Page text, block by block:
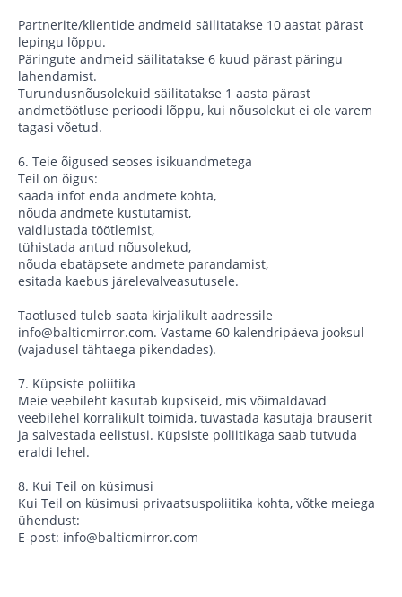
Partnerite/klientide andmeid säilitatakse 10 aastat pärast
lepingu lõppu.
Päringute andmeid säilitatakse 6 kuud pärast päringu
lahendamist.
Turundusnõusolekuid säilitatakse 1 aasta pärast
andmetöötluse perioodi lõppu, kui nõusolekut ei ole varem
tagasi võetud.
6. Teie õigused seoses isikuandmetega
Teil on õigus:
saada infot enda andmete kohta,
nõuda andmete kustutamist,
vaidlustada töötlemist,
tühistada antud nõusolekud,
nõuda ebatäpsete andmete parandamist,
esitada kaebus järelevalveasutusele.
Taotlused tuleb saata kirjalikult aadressile
info@balticmirror.com. Vastame 60 kalendripäeva jooksul
(vajadusel tähtaega pikendades).
7. Küpsiste poliitika
Meie veebileht kasutab küpsiseid, mis võimaldavad
veebilehel korralikult toimida, tuvastada kasutaja brauserit
ja salvestada eelistusi. Küpsiste poliitikaga saab tutvuda
eraldi lehel.
8. Kui Teil on küsimusi
Kui Teil on küsimusi privaatsuspoliitika kohta, võtke meiega
ühendust:
E-post: info@balticmirror.com